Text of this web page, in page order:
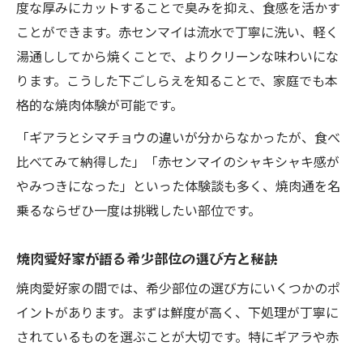
度な厚みにカットすることで臭みを抑え、食感を活かす
ことができます。赤センマイは流水で丁寧に洗い、軽く
湯通ししてから焼くことで、よりクリーンな味わいにな
ります。こうした下ごしらえを知ることで、家庭でも本
格的な焼肉体験が可能です。
「ギアラとシマチョウの違いが分からなかったが、食べ
比べてみて納得した」「赤センマイのシャキシャキ感が
やみつきになった」といった体験談も多く、焼肉通を名
乗るならぜひ一度は挑戦したい部位です。
焼肉愛好家が語る希少部位の選び方と秘訣
焼肉愛好家の間では、希少部位の選び方にいくつかのポ
イントがあります。まずは鮮度が高く、下処理が丁寧に
されているものを選ぶことが大切です。特にギアラや赤